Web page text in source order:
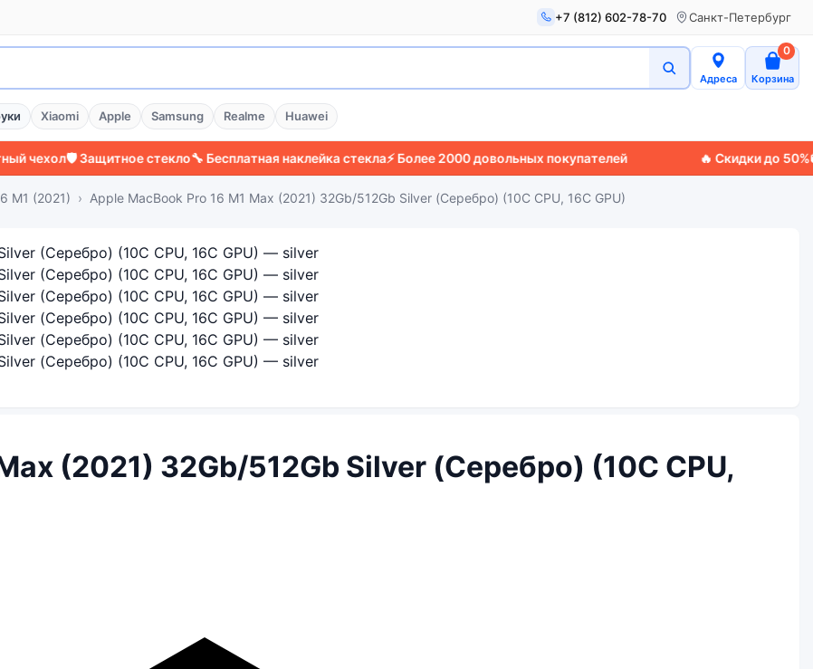
+7 (812) 602-78-70 Санкт-Петербург
Адреса Корзина
0
Xiaomi Apple Samsung Realme Huawei
🛡️ Защитное стекло🔧 Бесплатная наклейка стекла⚡ Более 2000 довольных покупателей 🔥 Скидки до 50%🚚
M1 (2021) Apple MacBook Pro 16 M1 Max (2021) 32Gb/512Gb Silver (Серебро) (10C CPU, 16C GPU)
(2021) 32Gb/512Gb Silver (Серебро) (10C CPU,